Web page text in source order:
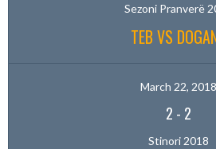
Sezoni Pranverë
TEB VS
March 22, 2018
2 - 2
Stinori 2018